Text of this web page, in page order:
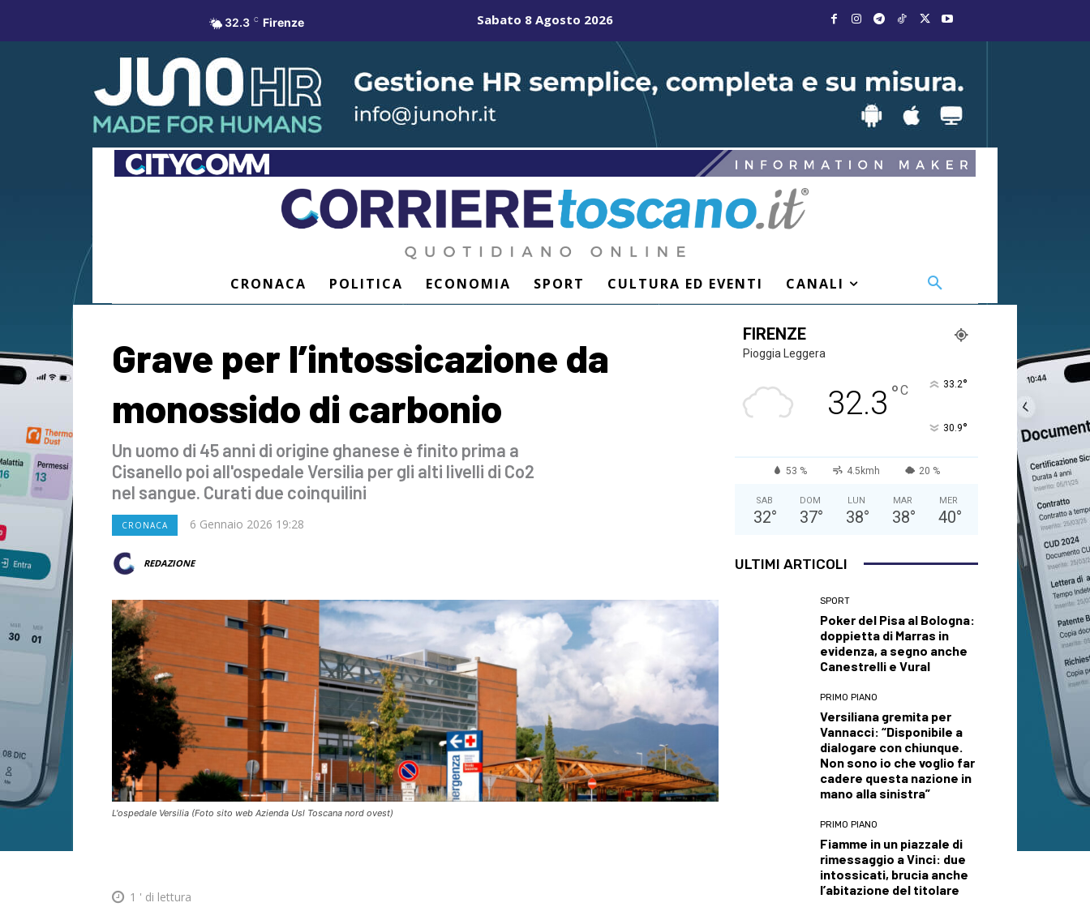
32.3 C Firenze Sabato 8 Agosto 2026
CRONACA POLITICA ECONOMIA SPORT CULTURA ED EVENTI CANALI
Grave per l’intossicazione da
monossido di carbonio
Un uomo di 45 anni di origine ghanese è finito prima a
Cisanello poi all'ospedale Versilia per gli alti livelli di Co2
nel sangue. Curati due coinquilini
CRONACA 6 Gennaio 2026 19:28
REDAZIONE
L'ospedale Versilia (Foto sito web Azienda Usl Toscana nord ovest)
1 ' di lettura
FIRENZE
Pioggia Leggera
32.3 °C 33.2°
30.9°
53 % 4.5kmh 20 %
SAB
32°
DOM
37°
LUN
38°
MAR
38°
MER
40°
ULTIMI ARTICOLI
SPORT
Poker del Pisa al Bologna:
doppietta di Marras in
evidenza, a segno anche
Canestrelli e Vural
PRIMO PIANO
Versiliana gremita per
Vannacci: “Disponibile a
dialogare con chiunque.
Non sono io che voglio far
cadere questa nazione in
mano alla sinistra”
PRIMO PIANO
Fiamme in un piazzale di
rimessaggio a Vinci: due
intossicati, brucia anche
l’abitazione del titolare